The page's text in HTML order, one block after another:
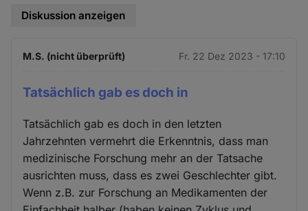
Diskussion anzeigen
M.S. (nicht überprüft) Fr. 22 Dez 2023 - 17:10
Tatsächlich gab es doch in
Tatsächlich gab es doch in den letzten
Jahrzehnten vermehrt die Erkenntnis, dass man
medizinische Forschung mehr an der Tatsache
ausrichten muss, dass es zwei Geschlechter gibt.
Wenn z.B. zur Forschung an Medikamenten der